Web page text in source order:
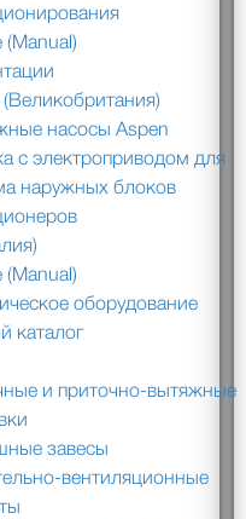
(Manual)
насосы Aspen
с электроприводом для
наружных блоков
(Manual)
оборудование
каталог
и приточно-вытяжные
завесы
вентиляционные